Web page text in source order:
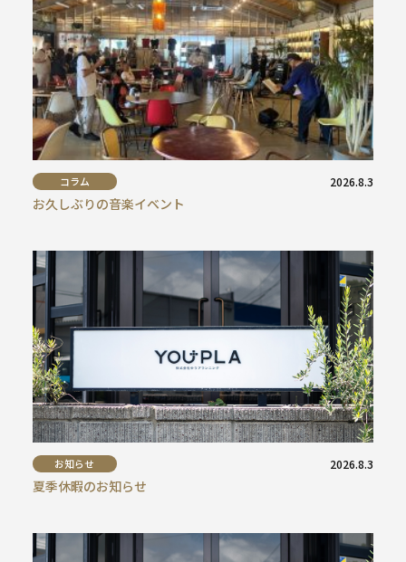
コラム 2026.8.3
お久しぶりの音楽イベント
お知らせ 2026.8.3
夏季休暇のお知らせ